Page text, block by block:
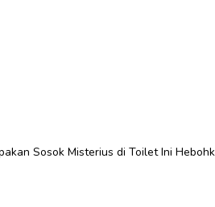
Sosok Misterius di Toilet Ini